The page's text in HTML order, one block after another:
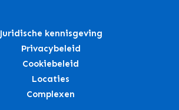
Juridische kennisgeving
Privacybeleid
Cookiebeleid
Locaties
Complexen